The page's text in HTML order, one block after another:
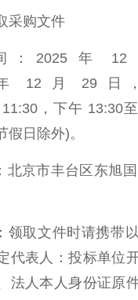
采购文件
：2025 年 12
12 月 29 日
，下午 13:30
假日除外)。
北京市丰台区东旭
领取文件时请携带
代表人：投标单位
法人本人身份证原